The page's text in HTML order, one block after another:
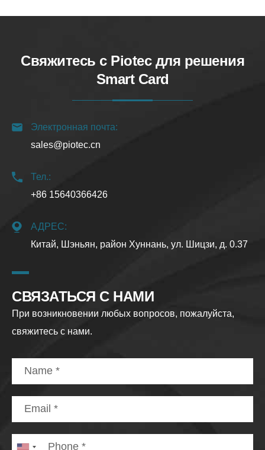
Свяжитесь с Piotec для решения
Smart Card
Электронная почта:
sales@piotec.cn
Тел.:
+86 15640366426
АДРЕС:
Китай, Шэньян, район Хуннань, ул. Шицзи, д. 0.37
СВЯЗАТЬСЯ С НАМИ
При возникновении любых вопросов, пожалуйста,
свяжитесь с нами.